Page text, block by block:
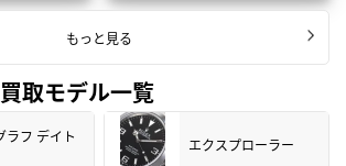
もっと見る
取モデル一覧
ラフ デイト
エクスプローラー